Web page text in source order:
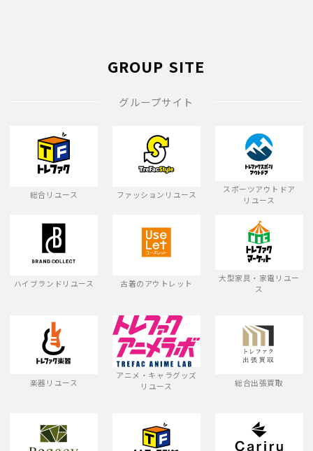
GROUP SITE
グループサイト
総合リユース ファッションリユース
スポーツアウトドア
リユース
ハイブランドリユース 古着のアウトレット
大型家具・家電リユー
ス
楽器リユース
アニメ・キャラグッズ
リユース
総合出張買取